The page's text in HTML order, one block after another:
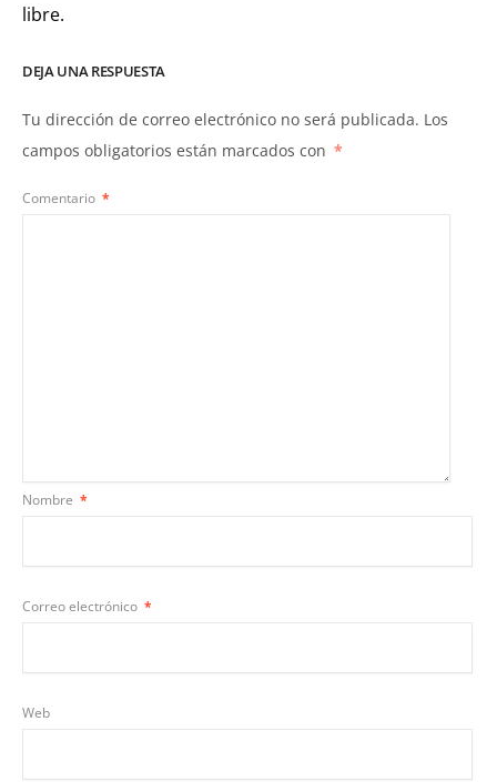
libre.
DEJA UNA RESPUESTA
Tu dirección de correo electrónico no será publicada. Los
campos obligatorios están marcados con *
Comentario *
Nombre *
Correo electrónico *
Web